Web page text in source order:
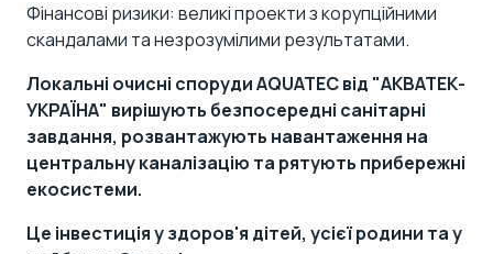
Фінансові ризики: великі проекти з корупційними
скандалами та незрозумілими результатами.
Локальні очисні споруди AQUATECвід "АКВАТЕК-
УКРАЇНА" вирішують безпосередні санітарні
завдання, розвантажують навантаження на
центральну каналізацію та рятують прибережні
екосистеми.
Це інвестиція у здоров'я дітей, усієї родини та у